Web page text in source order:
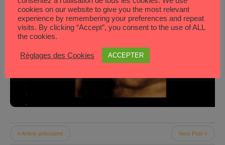
« Article précedent Next Post »
cookies on our website to give you the most relevant
experience by remembering your preferences and repeat
visits. By clicking “Accept”, you consent to the use of ALL
the cookies.
Règlages des Cookies ACCEPTER